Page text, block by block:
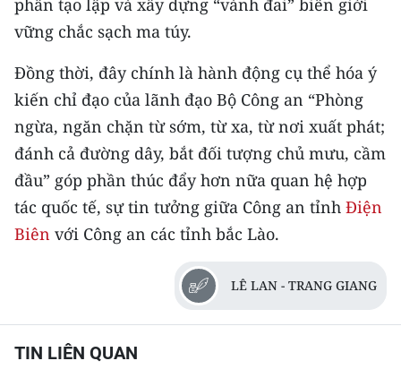
ESPAÑOL
한국어
phần tạo lập và xây dựng “vành đai” biên giới
vững chắc sạch ma túy.
Đồng thời, đây chính là hành động cụ thể hóa ý
kiến chỉ đạo của lãnh đạo Bộ Công an “Phòng
ngừa, ngăn chặn từ sớm, từ xa, từ nơi xuất phát;
đánh cả đường dây, bắt đối tượng chủ mưu, cầm
đầu” góp phần thúc đẩy hơn nữa quan hệ hợp
tác quốc tế, sự tin tưởng giữa Công an tỉnh Điện
Biên với Công an các tỉnh bắc Lào.
LÊ LAN - TRANG GIANG
TIN LIÊN QUAN